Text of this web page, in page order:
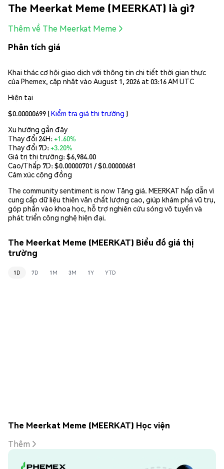
The Meerkat Meme (MEERKAT) là gì?
Thêm về The Meerkat Meme
Phân tích giá
Khai thác cơ hội giao dịch với thông tin chi tiết thời gian thực
của Phemex, cập nhật vào August 1, 2026 at 03:16 AM UTC
Hiện tại
$0.00000699 (Kiểm tra giá thị trường )
Xu hướng gần đây
Thay đổi 24H:+1.60%
Thay đổi 7D:+3.20%
Giá trị thị trường:$6,984.00
Cao/Thấp 7D: $0.00000701 / $0.00000681
Cảm xúc cộng đồng
The community sentiment is now Tăng giá. MEERKAT hấp dẫn vì
cung cấp dữ liệu thiên văn chất lượng cao, giúp khám phá vũ trụ,
góp phần vào khoa học, hỗ trợ nghiên cứu sóng vô tuyến và
phát triển công nghệ hiện đại.
The Meerkat Meme (MEERKAT) Biểu đồ giá thị
trường
1D 7D 1M 3M 1Y YTD
The Meerkat Meme (MEERKAT) Học viện
Thêm